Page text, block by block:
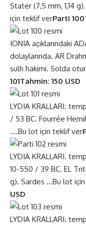
Stater (7,5 mm, 1,14
için teklif verParti 100
IONIA açıklarındaki
dolaylarında. AR
sulh hakimi. Solda
101Tahmin: 150 USD
LYDIA KRALLARI.
/ 53 BC. Fourrée
….Bu lot için teklif ver
LYDIA KRALLARI.
10-550 / 39 BC. EL
g). Sardes …Bu lot
USD
LYDIA KRALLARI.